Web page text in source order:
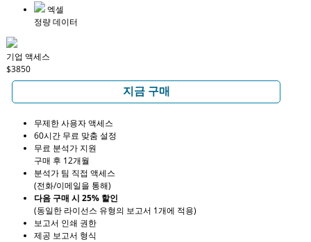
엑셀
정량 데이터
기업 액세스
$3850
지금 구매
무제한 사용자 액세스
60시간 무료 맞춤 설정
무료 분석가 지원
구매 후 12개월
분석가 팀 직접 액세스
(전화/이메일을 통해)
다음 구매 시 25% 할인
(동일한 라이선스 유형의 보고서 1개에 적용)
보고서 인쇄 권한
제공 보고서 형식